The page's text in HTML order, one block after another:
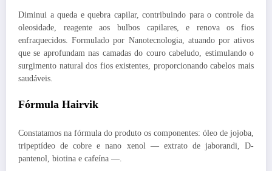
Diminui a queda e quebra capilar, contribuindo para o controle da
oleosidade, reagente aos bulbos capilares, e renova os fios
enfraquecidos. Formulado por Nanotecnologia, atuando por ativos
que se aprofundam nas camadas do couro cabeludo, estimulando o
surgimento natural dos fios existentes, proporcionando cabelos mais
saudáveis.
Fórmula Hairvik
Constatamos na fórmula do produto os componentes: óleo de jojoba,
tripeptídeo de cobre e nano xenol — extrato de jaborandi, D-
pantenol, biotina e cafeína —.